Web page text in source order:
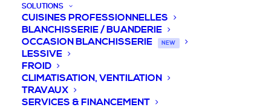
SOLUTIONS
CUISINES PROFESSIONNELLES
BLANCHISSERIE / BUANDERIE
OCCASION BLANCHISSERIE
NEW
LESSIVE
FROID
CLIMATISATION, VENTILATION
TRAVAUX
SERVICES & FINANCEMENT